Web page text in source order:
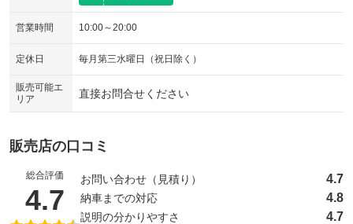
営業時間 10:00～20:00
定休日 毎月第三水曜日（祝日除く）
販売可能エ
リア
直接お問合せください
販売店の口コミ
総合評価
4.7 （5点満点中）
お問い合わせ（見積り） 4.7
納車までの対応 4.8
説明の分かりやすさ 4.7